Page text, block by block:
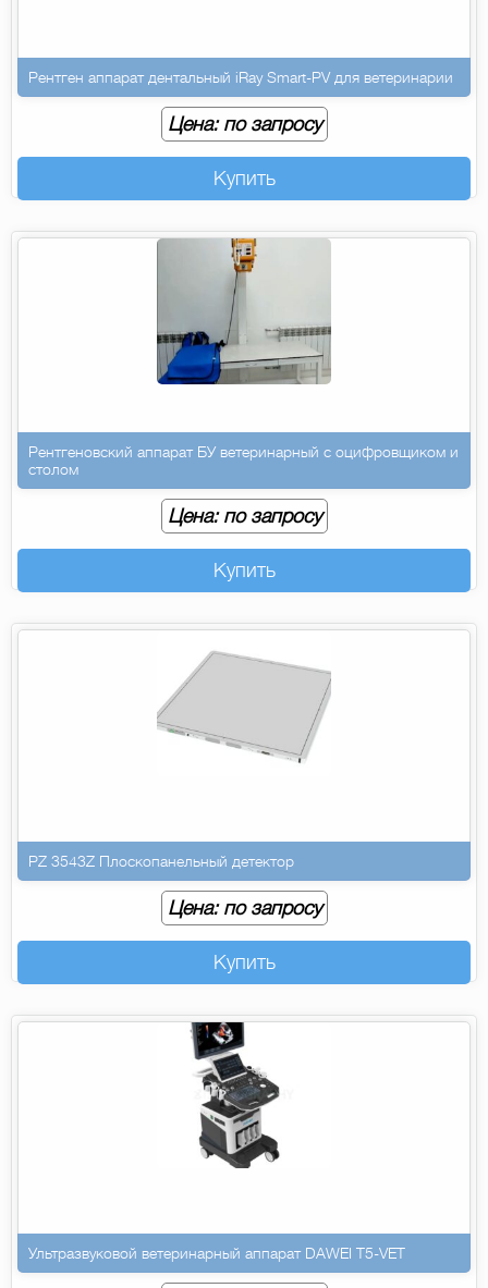
Рентген аппарат дентальный iRay Smart-PV для ветеринарии
Цена: по запросу
Купить
Рентгеновский аппарат БУ ветеринарный с оцифровщиком и
столом
Цена: по запросу
Купить
PZ 3543Z Плоскопанельный детектор
Цена: по запросу
Купить
Ультразвуковой ветеринарный аппарат DAWEI T5-VET